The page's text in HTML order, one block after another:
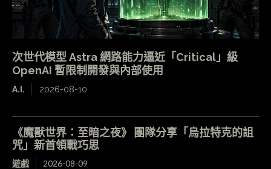
次世代模型 Astra 網路能力逼近「Critical」級
OpenAI 暫限制開發與內部使用
A.I. 2026-08-10
《魔獸世界：至暗之夜》 團隊分享「烏拉特克的詛
咒」新首領戰巧思
遊戲 2026-08-09